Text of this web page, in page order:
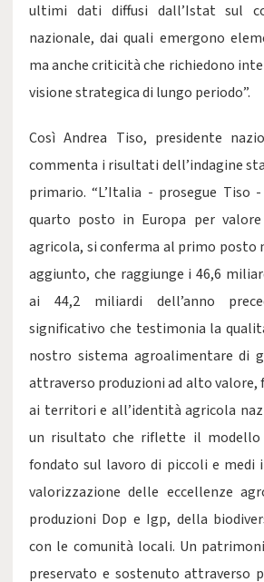
ultimi dati diffusi dall’Istat sul
nazionale, dai quali emergono
ma anche criticità che richiedono
visione strategica di lungo periodo”.
Così Andrea Tiso, presidente
commenta i risultati dell’indagine
primario. “L’Italia - prosegue Tiso
quarto posto in Europa per
agricola, si conferma al primo posto
aggiunto, che raggiunge i 46,6
ai 44,2 miliardi dell’anno
significativo che testimonia la
nostro sistema agroalimentare di
attraverso produzioni ad alto
ai territori e all’identità agricola
un risultato che riflette il modello
fondato sul lavoro di piccoli e medi
valorizzazione delle eccellenze
produzioni Dop e Igp, della
con le comunità locali. Un
preservato e sostenuto attraverso